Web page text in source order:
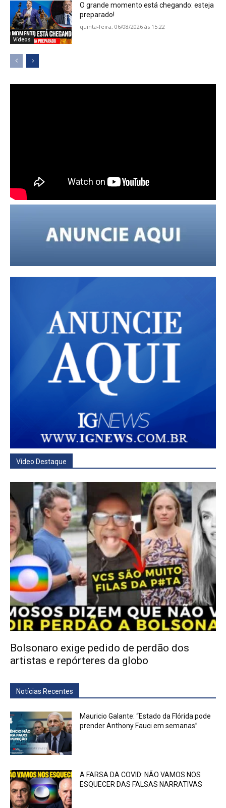
Vídeos
O grande momento está chegando: esteja
preparado!
quinta-feira, 06/08/2026 ás 15:22
Vídeo Destaque
Bolsonaro exige pedido de perdão dos
artistas e repórteres da globo
Notícias Recentes
Mauricio Galante: “Estado da Flórida pode
prender Anthony Fauci em semanas”
A FARSA DA COVID: NÃO VAMOS NOS
ESQUECER DAS FALSAS NARRATIVAS